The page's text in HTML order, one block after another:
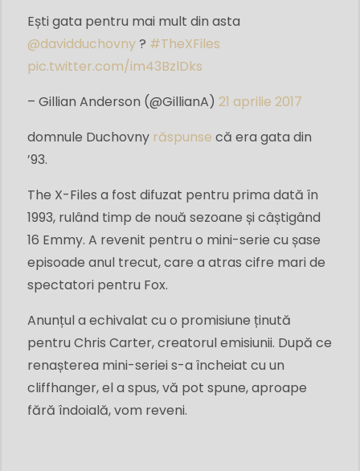
Ești gata pentru mai mult din asta
@davidduchovny? #TheXFiles
pic.twitter.com/im43BzlDks
– Gillian Anderson (@GillianA) 21 aprilie 2017
domnule Duchovny răspunse că era gata din
’93.
The X-Files a fost difuzat pentru prima dată în
1993, rulând timp de nouă sezoane și câștigând
16 Emmy. A revenit pentru o mini-serie cu șase
episoade anul trecut, care a atras cifre mari de
spectatori pentru Fox.
Anunțul a echivalat cu o promisiune ținută
pentru Chris Carter, creatorul emisiunii. După ce
renașterea mini-seriei s-a încheiat cu un
cliffhanger, el a spus, vă pot spune, aproape
fără îndoială, vom reveni.